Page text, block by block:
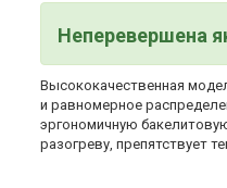
Неперевершена
Высококачественная
и равномерное
эргономичную
разогреву, препятствует